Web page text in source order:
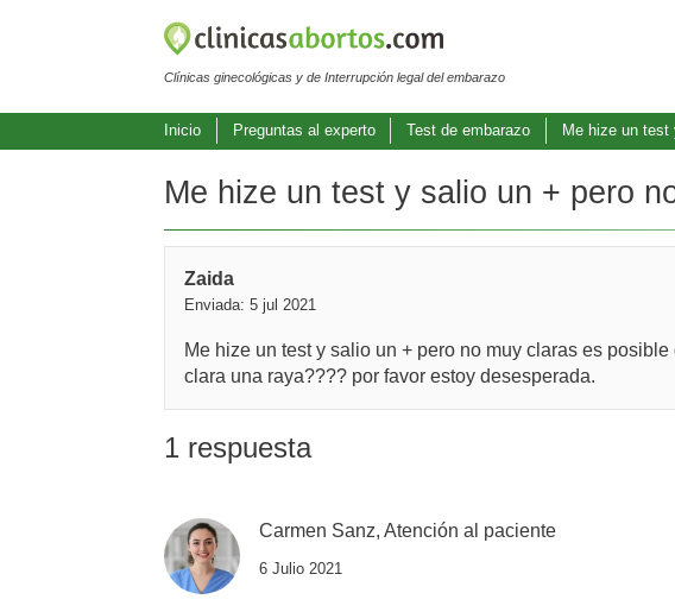
Clínicas ginecológicas y de Interrupción legal del embarazo
Inicio Preguntas al experto Test de embarazo Me hize un
Me hize un test y salio un + pero
Zaida
Enviada: 5 jul 2021
Me hize un test y salio un + pero no muy claras es
clara una raya???? por favor estoy desesperada.
1 respuesta
Carmen Sanz, Atención al paciente
6 Julio 2021